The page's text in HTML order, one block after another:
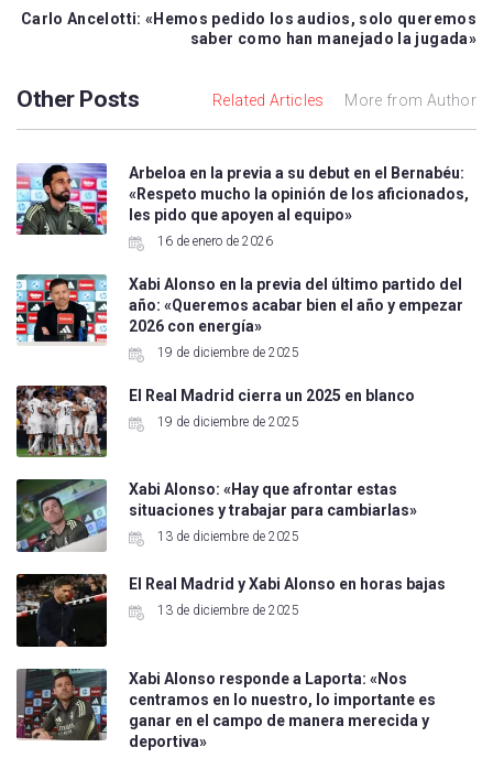
Carlo Ancelotti: «Hemos pedido los audios, solo queremos
saber como han manejado la jugada»
Other Posts Related Articles More from Author
Arbeloa en la previa a su debut en el Bernabéu:
«Respeto mucho la opinión de los aficionados,
les pido que apoyen al equipo»
16 de enero de 2026
Xabi Alonso en la previa del último partido del
año: «Queremos acabar bien el año y empezar
2026 con energía»
19 de diciembre de 2025
El Real Madrid cierra un 2025 en blanco
19 de diciembre de 2025
Xabi Alonso: «Hay que afrontar estas
situaciones y trabajar para cambiarlas»
13 de diciembre de 2025
El Real Madrid y Xabi Alonso en horas bajas
13 de diciembre de 2025
Xabi Alonso responde a Laporta: «Nos
centramos en lo nuestro, lo importante es
ganar en el campo de manera merecida y
deportiva»